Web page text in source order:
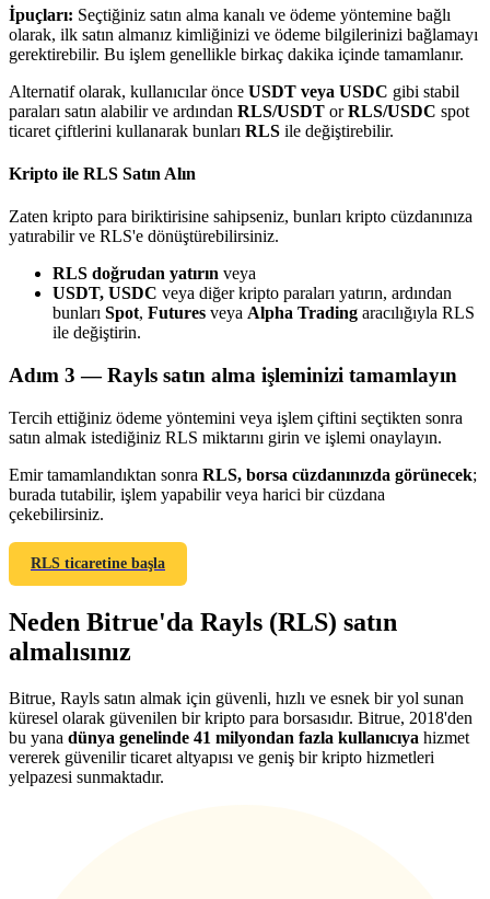
Bitrue Ortakları
Bitrue İş Ortağı
Yönlendirme
Arkadaşını davet et, nakit ödüller kazan
BTC Welcome Rewards
İpuçları: Seçtiğiniz satın alma kanalı ve ödeme yöntemine bağlı
olarak, ilk satın almanız kimliğinizi ve ödeme bilgilerinizi bağlamayı
gerektirebilir. Bu işlem genellikle birkaç dakika içinde tamamlanır.
Alternatif olarak, kullanıcılar önce USDT veya USDC gibi stabil
paraları satın alabilir ve ardından RLS/USDT orRLS/USDC spot
ticaret çiftlerini kullanarak bunları RLS ile değiştirebilir.
Kripto ile RLS Satın Alın
Zaten kripto para biriktirisine sahipseniz, bunları kripto cüzdanınıza
yatırabilir ve RLS'e dönüştürebilirsiniz.
RLS doğrudan yatırın veya
USDT, USDC veya diğer kripto paraları yatırın, ardından
bunları Spot, Futures veya Alpha Trading aracılığıyla RLS
ile değiştirin.
Adım 3 —Rayls satın alma işleminizi tamamlayın
Tercih ettiğiniz ödeme yöntemini veya işlem çiftini seçtikten sonra
satın almak istediğiniz RLS miktarını girin ve işlemi onaylayın.
Emir tamamlandıktan sonra RLS, borsa cüzdanınızda görünecek;
burada tutabilir, işlem yapabilir veya harici bir cüzdana
çekebilirsiniz.
RLS ticaretine başla
Neden Bitrue'da Rayls (RLS) satın
almalısınız
Bitrue, Rayls satın almak için güvenli, hızlı ve esnek bir yol sunan
küresel olarak güvenilen bir kripto para borsasıdır. Bitrue, 2018'den
bu yana dünya genelinde 41 milyondan fazla kullanıcıya hizmet
vererek güvenilir ticaret altyapısı ve geniş bir kripto hizmetleri
yelpazesi sunmaktadır.